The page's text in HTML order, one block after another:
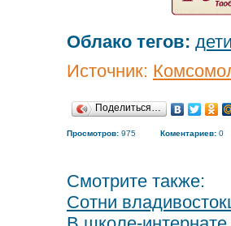
Облако тегов:
Источник:
Поделиться…
Просмотров: 975 Коментариев: 0
Смотрите также:
Сотни